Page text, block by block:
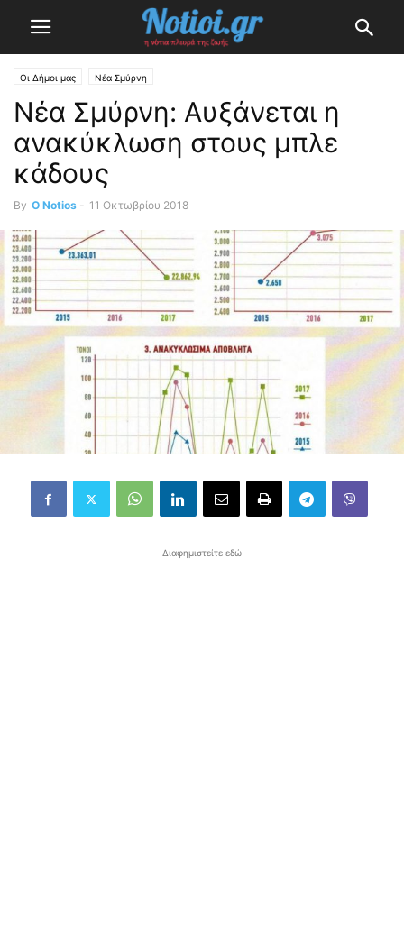
Οι Δήμοι μας Νέα Σμύρνη
Νέα Σμύρνη: Αυξάνεται η
ανακύκλωση στους μπλε
κάδους
By O Notios - 11 Οκτωβρίου 2018
Διαφημιστείτε εδώ